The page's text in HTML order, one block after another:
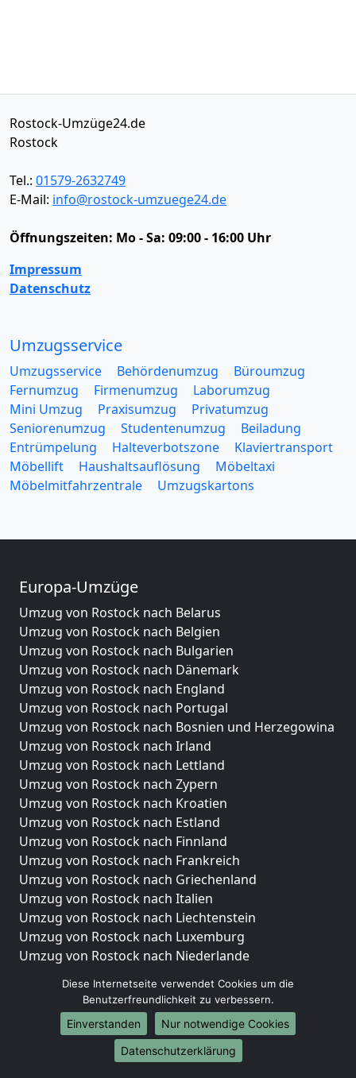
Rostock-Umzüge24.de
Rostock
Tel.: 01579-2632749
E-Mail: info@rostock-umzuege24.de
Öffnungszeiten: Mo - Sa: 09:00 - 16:00 Uhr
Impressum
Datenschutz
Umzugsservice
Umzugsservice Behördenumzug
Büroumzug
Fernumzug
Firmenumzug
Laborumzug
Mini Umzug
Praxisumzug
Privatumzug
Seniorenumzug
Studentenumzug
Beiladung
Entrümpelung
Halteverbotszone
Klaviertransport
Möbellift
Haushaltsauflösung
Möbeltaxi
Möbelmitfahrzentrale
Umzugskartons
Europa-Umzüge
Umzug von Rostock nach Belarus
Umzug von Rostock nach Belgien
Umzug von Rostock nach Bulgarien
Umzug von Rostock nach Dänemark
Umzug von Rostock nach England
Umzug von Rostock nach Portugal
Umzug von Rostock nach Bosnien und Herzegowina
Umzug von Rostock nach Irland
Umzug von Rostock nach Lettland
Umzug von Rostock nach Zypern
Umzug von Rostock nach Kroatien
Umzug von Rostock nach Estland
Umzug von Rostock nach Finnland
Umzug von Rostock nach Frankreich
Umzug von Rostock nach Griechenland
Umzug von Rostock nach Italien
Umzug von Rostock nach Liechtenstein
Umzug von Rostock nach Luxemburg
Umzug von Rostock nach Niederlande
Umzüge-Deutschlandweit
Umzug von Rostock nach Berlin
Umzug von Rostock nach Hamburg
Diese Internetseite verwendet Cookies um die
Benutzerfreundlichkeit zu verbessern.
Einverstanden
Nur notwendige Cookies
Datenschutzerklärung